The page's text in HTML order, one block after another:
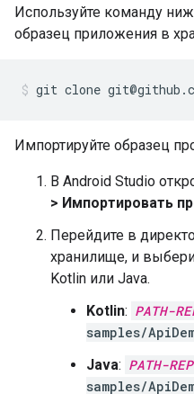
Используйте команду
образец приложения в
git clone
Импортируйте образец
В Android Studio
> Импортировать
Перейдите в
хранилище, и
Kotlin или Java.
Kotlin: PATH-
samples/
Java: PATH-
samples/